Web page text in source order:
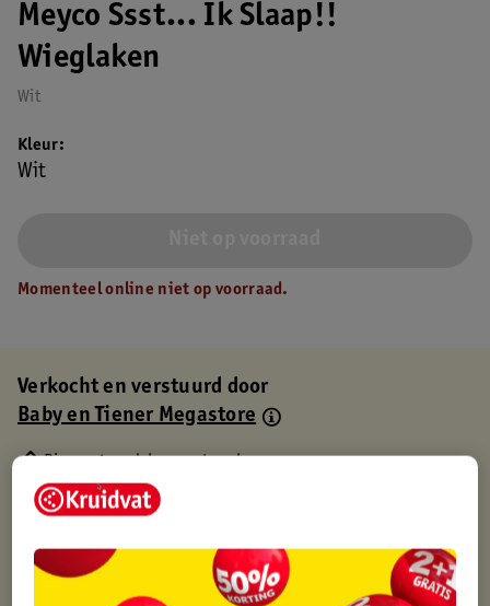
Meyco Ssst... Ik Slaap!!
Wieglaken
Wit
Kleur
Wit
Momenteel online niet op voorraad.
Verkocht en verstuurd door
Baby en Tiener Megastore
Binnen 1 werkdag verstuurd
Gratis thuisbezorgd
Gratis retourneren via verkooppartner.